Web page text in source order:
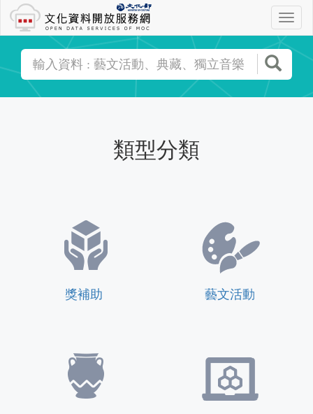
跳
要
選
單
關
鍵
類型分類
獎補助 藝文活動